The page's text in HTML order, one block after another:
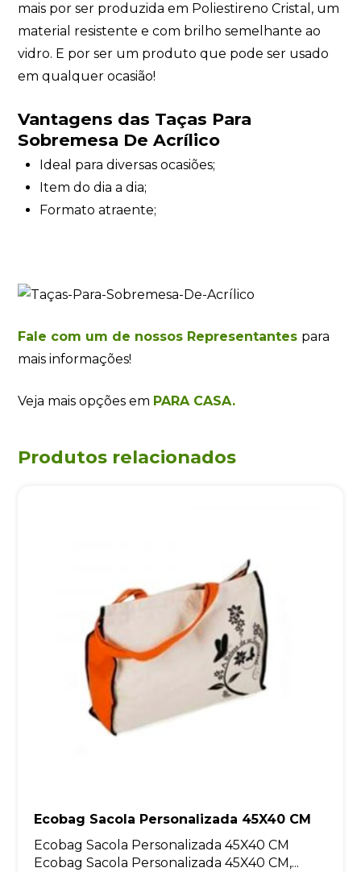
mais por ser produzida em Poliestireno Cristal, um
material resistente e com brilho semelhante ao
vidro. E por ser um produto que pode ser usado
em qualquer ocasião!
Vantagens das Taças Para
Sobremesa De Acrílico
Ideal para diversas ocasiões;
Item do dia a dia;
Formato atraente;
Fale com um de nossos Representantes para
mais informações!
Veja mais opções em PARA CASA.
Produtos relacionados
Ecobag Sacola Personalizada 45X40 CM
Ecobag Sacola Personalizada 45X40 CM
Ecobag Sacola Personalizada 45X40 CM,...